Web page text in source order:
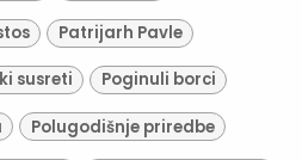
Patrijarh Pavle
susreti Poginuli borci
Polugodišnje priredbe